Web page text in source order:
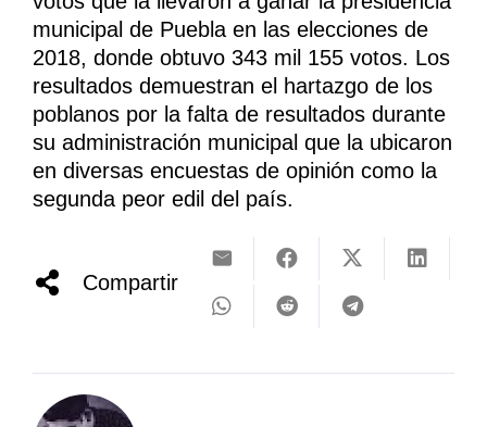
municipal de Puebla en las elecciones de
2018, donde obtuvo 343 mil 155 votos. Los
resultados demuestran el hartazgo de los
poblanos por la falta de resultados durante
su administración municipal que la ubicaron
en diversas encuestas de opinión como la
segunda peor edil del país.
Compartir